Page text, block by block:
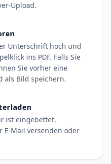
Upload.
Unterschrift hoch und
ins PDF. Falls Sie
Sie vorher eine
als Bild speichern.
ist eingebettet.
E-Mail versenden oder